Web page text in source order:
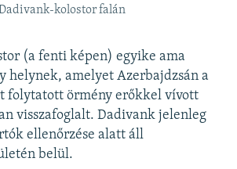
kolostor falán
(a fenti képen) egyike ama
helynek, amelyet Azerbajdzsán a
folytatott örmény erőkkel vívott
visszafoglalt. Dadivank jelenleg
ellenőrzése alatt áll
belül.